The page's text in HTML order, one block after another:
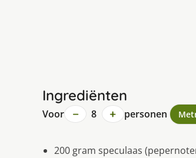
Ingrediënten
Voor − 8 + personen
200 gram speculaas